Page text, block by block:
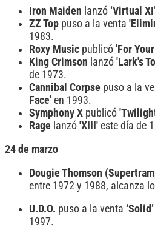
Iron Maiden lanzó ‘Virtual
ZZ Top puso a la venta
1983.
Roxy Music publicó 'For
King Crimson lanzó 'Lark's
de 1973.
Cannibal Corpse puso a la
Face' en 1993.
Symphony X publicó
Rage lanzó 'XIII' este día de
24 de marzo
Dougie Thomson
entre 1972 y 1988, alcanza
U.D.O. puso a la venta ‘Solid’
1997.